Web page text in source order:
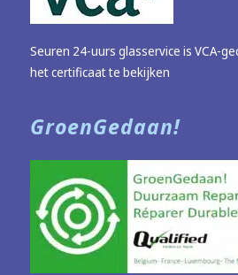
Seuren 24-uurs glasservice is VCA-
het certificaat te bekijken
GroenGedaan!